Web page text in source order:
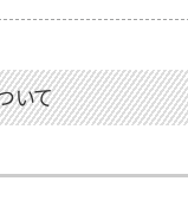
いて